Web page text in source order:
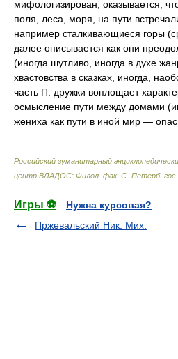
мифологизирован, оказывается,
поля, леса, моря, на пути
например сталкивающиеся горы
далее описывается как они
(иногда шутливо, иногда в духе
хвастовства в сказках, иногда,
часть П. дружки воплощает
осмысление пути между домами
жениха как пути в иной мир —
Российский гуманитарный
центр ВЛАДОС: Филол. фак. С.-Петерб.
Игры ⚽
Нужна курсовая?
Пржевальский Ник. Мих.